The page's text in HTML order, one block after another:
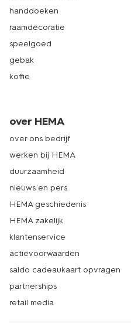
handdoeken
raamdecoratie
speelgoed
gebak
koffie
over HEMA
over ons bedrijf
werken bij HEMA
duurzaamheid
nieuws en pers
HEMA geschiedenis
HEMA zakelijk
klantenservice
actievoorwaarden
saldo cadeaukaart opvragen
partnerships
retail media